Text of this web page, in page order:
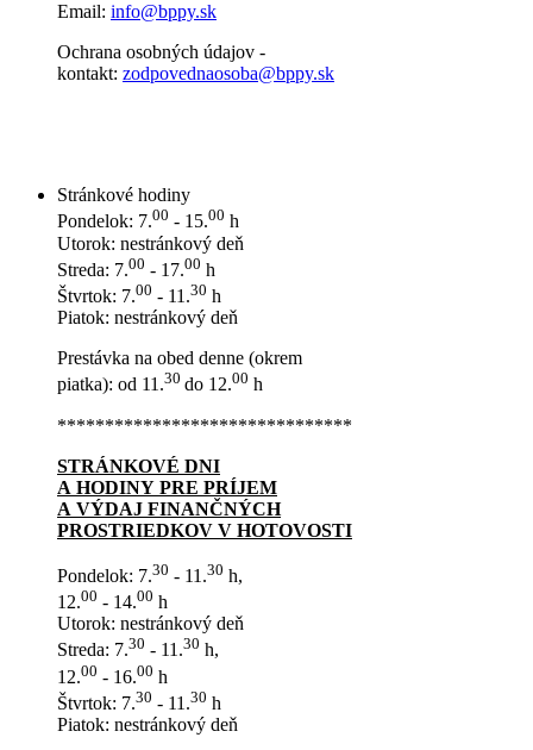
Email: info@bppy.sk
Ochrana osobných údajov -
kontakt: zodpovednaosoba@bppy.sk
Stránkové hodiny
Pondelok: 7.00 - 15.00 h
Utorok: nestránkový deň
Streda: 7.00 - 17.00 h
Štvrtok: 7.00 - 11.30 h
Piatok: nestránkový deň
Prestávka na obed denne (okrem
piatka): od 11.30 do 12.00 h
*******************************
STRÁNKOVÉ DNI
A HODINY PRE PRÍJEM
A VÝDAJ FINANČNÝCH
PROSTRIEDKOV V HOTOVOSTI
Pondelok: 7.30 - 11.30 h,
12.00 - 14.00 h
Utorok: nestránkový deň
Streda: 7.30 - 11.30 h,
12.00 - 16.00 h
Štvrtok: 7.30 - 11.30 h
Piatok: nestránkový deň